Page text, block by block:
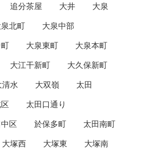
追分茶屋 大井
大泉
北町
大泉中部
大泉東町
大泉本町
大江干新町
大久保新町
清水 大双嶺
太田
太田口通り
区 於保多町
太田南町
大塚西 大塚東
大塚南